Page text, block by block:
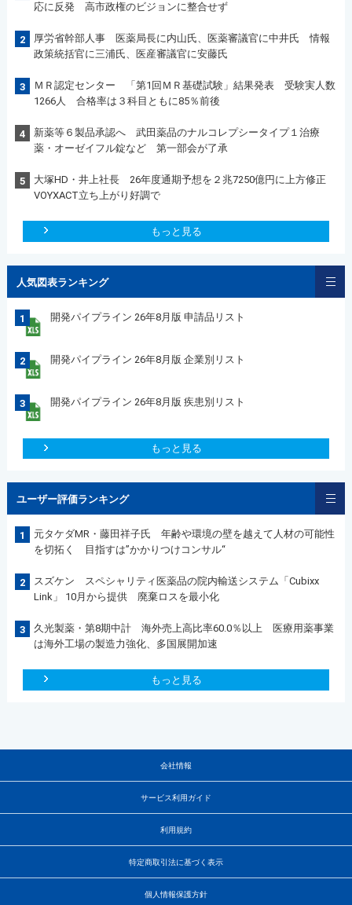
応に反発 高市政権のビジョンに整合せず
2
厚労省幹部人事 医薬局長に内山氏、医薬審議官に中井氏 情報
政策統括官に三浦氏、医産審議官に安藤氏
3
ＭＲ認定センター 「第1回ＭＲ基礎試験」結果発表 受験実人数
1266人 合格率は３科目ともに85％前後
4
新薬等６製品承認へ 武田薬品のナルコレプシータイプ１治療
薬・オーゼイフル錠など 第一部会が了承
5
大塚HD・井上社長 26年度通期予想を２兆7250億円に上方修正
VOYXACT立ち上がり好調で
もっと見る
人気図表ランキング
1 開発パイプライン 26年8月版 申請品リスト
2 開発パイプライン 26年8月版 企業別リスト
3 開発パイプライン 26年8月版 疾患別リスト
もっと見る
ユーザー評価ランキング
1
元タケダMR・藤田祥子氏 年齢や環境の壁を越えて人材の可能性
を切拓く 目指すは”かかりつけコンサル“
2
スズケン スペシャリティ医薬品の院内輸送システム「Cubixx
Link」 10月から提供 廃棄ロスを最小化
3
久光製薬・第8期中計 海外売上高比率60.0％以上 医療用薬事業
は海外工場の製造力強化、多国展開加速
もっと見る
会社情報
サービス利用ガイド
利用規約
特定商取引法に基づく表示
個人情報保護方針